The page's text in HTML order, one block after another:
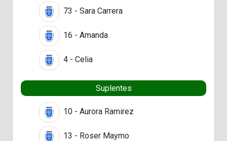
73 - Sara Carrera
16 - Amanda
4 - Celia
Suplentes
10 - Aurora Ramirez
13 - Roser Maymo